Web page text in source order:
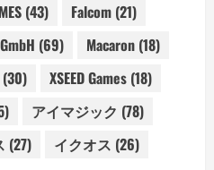
(43) Falcom (21)
(69) Macaron (18)
(30) XSEED Games (18)
アイマジック (78)
(27) イクオス (26)